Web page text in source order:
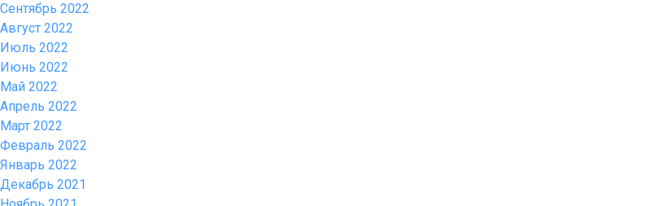
Сентябрь 2022
Август 2022
Июль 2022
Июнь 2022
Май 2022
Апрель 2022
Март 2022
Февраль 2022
Январь 2022
Декабрь 2021